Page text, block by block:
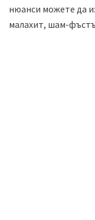
нюанси можете да
малахит, шам-